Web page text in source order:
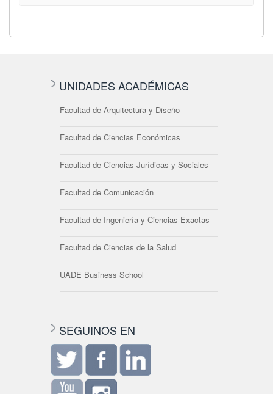
UNIDADES ACADÉMICAS
Facultad de Arquitectura y Diseño
Facultad de Ciencias Económicas
Facultad de Ciencias Jurídicas y Sociales
Facultad de Comunicación
Facultad de Ingeniería y Ciencias Exactas
Facultad de Ciencias de la Salud
UADE Business School
SEGUINOS EN